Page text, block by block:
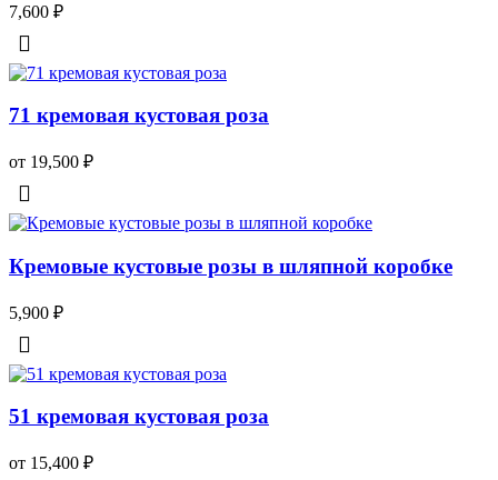
7,600 ₽
71 кремовая кустовая роза
от 19,500 ₽
Кремовые кустовые розы в шляпной коробке
5,900 ₽
51 кремовая кустовая роза
от 15,400 ₽